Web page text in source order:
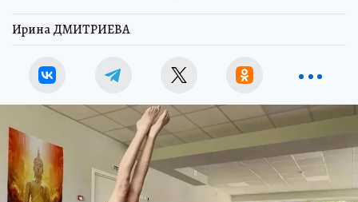
Ирина ДМИТРИЕВА